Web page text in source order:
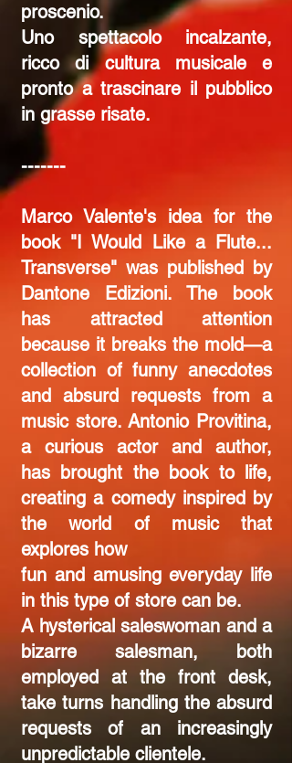
proscenio.
Uno spettacolo incalzante,
ricco di cultura musicale e
pronto a trascinare il pubblico
in grasse risate.
-------
Marco Valente's idea for the
book "I Would Like a Flute...
Transverse" was published by
Dantone Edizioni. The book
has attracted attention
because it breaks the mold—a
collection of funny anecdotes
and absurd requests from a
music store. Antonio Provitina,
a curious actor and author,
has brought the book to life,
creating a comedy inspired by
the world of music that
explores how
fun and amusing everyday life
in this type of store can be.
A hysterical saleswoman and a
bizarre salesman, both
employed at the front desk,
take turns handling the absurd
requests of an increasingly
unpredictable clientele.